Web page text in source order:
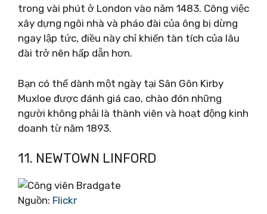
trong vài phút ở London vào năm 1483. Công việc
xây dựng ngôi nhà và pháo đài của ông bị dừng
ngay lập tức, điều này chỉ khiến tàn tích của lâu
đài trở nên hấp dẫn hơn.
Bạn có thể dành một ngày tại Sân Gôn Kirby
Muxloe được đánh giá cao, chào đón những
người không phải là thành viên và hoạt động kinh
doanh từ năm 1893.
11. NEWTOWN LINFORD
Nguồn: Flickr